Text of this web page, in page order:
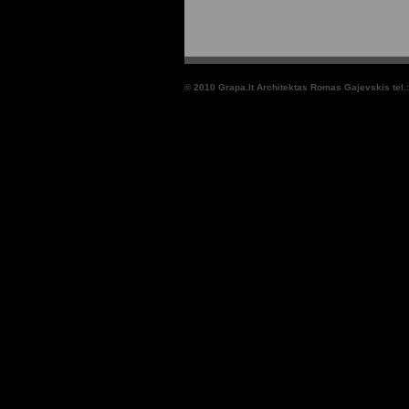
© 2010 Grapa.lt Architektas Romas Gajevskis